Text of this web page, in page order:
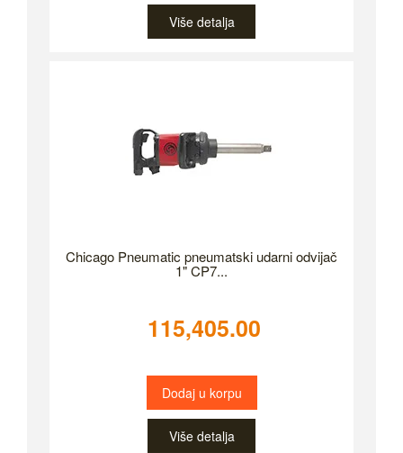
Više detalja
Chicago Pneumatic pneumatski udarni odvijač
1" CP7...
115,405.00
Dodaj u korpu
Više detalja